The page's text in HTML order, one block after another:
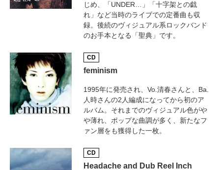
じめ、「UNDER…」「十字架との戯
れ」など当時のライブでの定番曲も収
録。後続のヴィジュアル系ロックバンド
のお手本となる「聖典」です。
CD
feminism
1995年に発売され、Vo.清春さんと、Ba.
人時さんの2人編成になってから初のア
ルバム。それまでのヴィジュアル色がや
や薄れ、ポップな曲調が多く、新たなフ
ァン層をも獲得した一枚。
CD
Headache and Dub Reel Inch